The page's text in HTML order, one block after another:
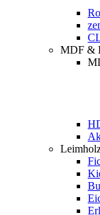
MDF &